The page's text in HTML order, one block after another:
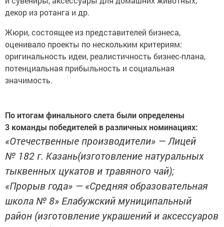
декор из ротанга и др.
Жюри, состоящее из представителей бизнеса,
оценивало проекты по нескольким критериям:
оригинальность идеи, реалистичность бизнес-плана,
потенциальная прибыльность и социальная
значимость.
По итогам финального слета были определены
3 команды победителей в различных номинациях:
«Отечественные производители» — Лицей
№ 182 г. Казань(изготовление натуральных
тыквенных цукатов и травяного чай);
«Прорыв года» — «Средняя образовательная
школа № 8» Елабужский муниципальный
район (изготовление украшений и аксессуаров